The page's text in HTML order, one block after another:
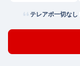
テレアポ一切なし